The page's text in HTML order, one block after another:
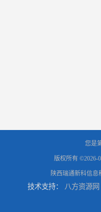
您是
版权所有 ©2026-
陕西瑞通新科信息
技术支持： 八方资源网